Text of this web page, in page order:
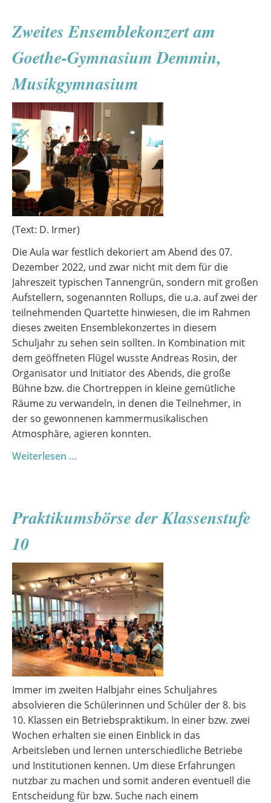
Zweites Ensemblekonzert am
Goethe-Gymnasium Demmin,
Musikgymnasium
(Text: D. Irmer)
Die Aula war festlich dekoriert am Abend des 07.
Dezember 2022, und zwar nicht mit dem für die
Jahreszeit typischen Tannengrün, sondern mit großen
Aufstellern, sogenannten Rollups, die u.a. auf zwei der
teilnehmenden Quartette hinwiesen, die im Rahmen
dieses zweiten Ensemblekonzertes in diesem
Schuljahr zu sehen sein sollten. In Kombination mit
dem geöffneten Flügel wusste Andreas Rosin, der
Organisator und Initiator des Abends, die große
Bühne bzw. die Chortreppen in kleine gemütliche
Räume zu verwandeln, in denen die Teilnehmer, in
der so gewonnenen kammermusikalischen
Atmosphäre, agieren konnten.
Weiterlesen …
Gymnasium
Praktikumsbörse der Klassenstufe
10
Immer im zweiten Halbjahr eines Schuljahres
absolvieren die Schülerinnen und Schüler der 8. bis
10. Klassen ein Betriebspraktikum. In einer bzw. zwei
Wochen erhalten sie einen Einblick in das
Arbeitsleben und lernen unterschiedliche Betriebe
und Institutionen kennen. Um diese Erfahrungen
nutzbar zu machen und somit anderen eventuell die
Entscheidung für bzw. Suche nach einem